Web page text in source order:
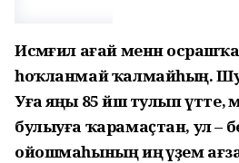
Исмәғил ағай менән
һоҡланмай ҡалмайһың.
Уға яңы 85 йәш тулып үтте,
булыуға ҡарамаҫтан, ул –
ойошмаһының иң әүҙем